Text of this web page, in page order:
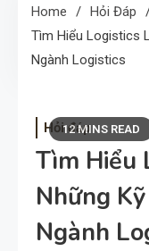
Home
Hỏi Đáp
Tìm Hiểu Logistics
Ngành Logistics
12 MINS READ
Hỏi đáp
Tìm Hiểu
Những
Ngành